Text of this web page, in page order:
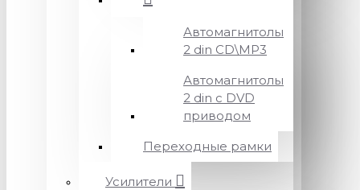
Автомагнитолы
2 din CD\MP3
Автомагнитолы
2 din с DVD
приводом
Переходные рамки
Усилители